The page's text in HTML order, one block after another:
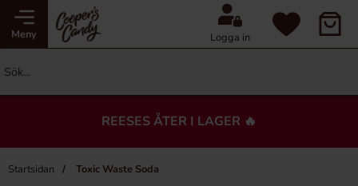
Meny Logga in
REESES ÅTER I LAGER 🔥
Startsidan Toxic Waste Soda